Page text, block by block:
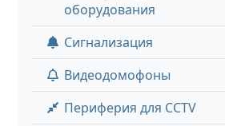
оборудования
Сигнализация
Видеодомофоны
Периферия для CCTV